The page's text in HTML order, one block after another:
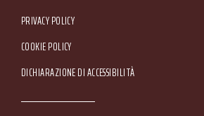
Footer Service Menu
PRIVACY POLICY
COOKIE POLICY
DICHIARAZIONE DI ACCESSIBILITÀ